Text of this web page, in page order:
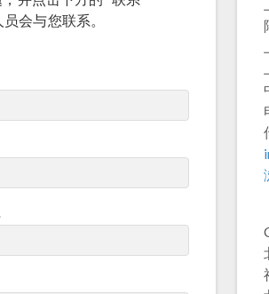
会与您联系。